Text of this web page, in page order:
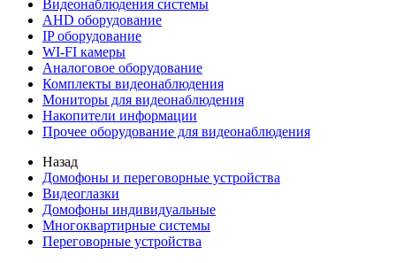
Видеонаблюдения cистемы
AHD оборудование
IP оборудование
WI-FI камеры
Аналоговое оборудование
Комплекты видеонаблюдения
Мониторы для видеонаблюдения
Накопители информации
Прочее оборудование для видеонаблюдения
Назад
Домофоны и переговорные устройства
Видеоглазки
Домофоны индивидуальные
Многоквартирные системы
Переговорные устройства